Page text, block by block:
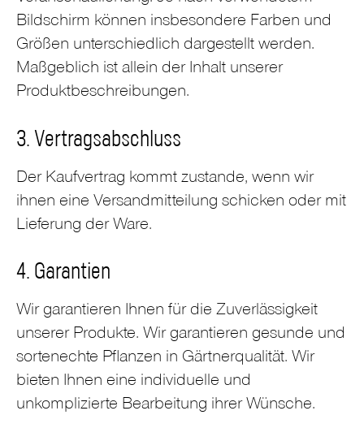
Bildschirm können insbesondere Farben und
Größen unterschiedlich dargestellt werden.
Maßgeblich ist allein der Inhalt unserer
Produktbeschreibungen.
3. Vertragsabschluss
Der Kaufvertrag kommt zustande, wenn wir
ihnen eine Versandmitteilung schicken oder mit
Lieferung der Ware.
4. Garantien
Wir garantieren Ihnen für die Zuverlässigkeit
unserer Produkte. Wir garantieren gesunde und
sortenechte Pflanzen in Gärtnerqualität. Wir
bieten Ihnen eine individuelle und
unkomplizierte Bearbeitung ihrer Wünsche.